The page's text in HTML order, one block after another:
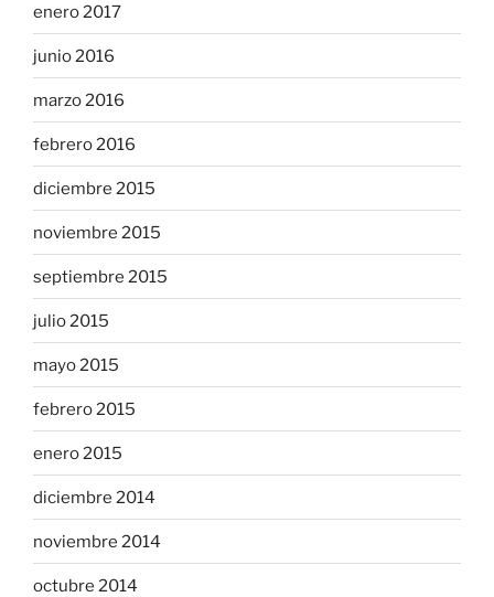
enero 2017
junio 2016
marzo 2016
febrero 2016
diciembre 2015
noviembre 2015
septiembre 2015
julio 2015
mayo 2015
febrero 2015
enero 2015
diciembre 2014
noviembre 2014
octubre 2014